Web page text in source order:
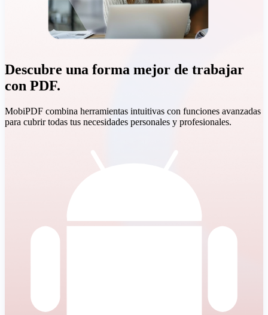
Descubre una forma mejor de trabajar
con PDF.
MobiPDF combina herramientas intuitivas con funciones avanzadas
para cubrir todas tus necesidades personales y profesionales.